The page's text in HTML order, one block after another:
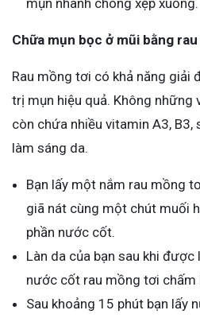
Chữa mụn bọc ở mũi bằng
Rau mồng tơi có khả năng giải
trị mụn hiệu quả. Không những
còn chứa nhiều vitamin A3, B3,
làm sáng da.
Bạn lấy một nắm rau mồng
giã nát cùng một chút muối
phần nước cốt.
Làn da của bạn sau khi
nước cốt rau mồng tơi chấm
Sau khoảng 15 phút bạn lấy